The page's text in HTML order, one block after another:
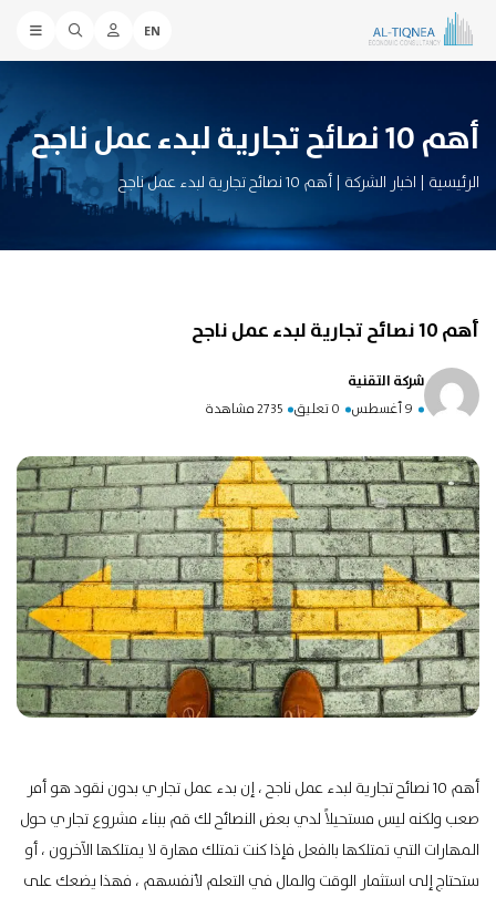
EN
أهم 10 نصائح تجارية لبدء عمل ناجح
الرئيسية | اخبار الشركة | أهم 10 نصائح تجارية لبدء عمل ناجح
أهم 10 نصائح تجارية لبدء عمل ناجح
شركة التقنية
9 أغسطس 0 تعليق 2735 مشاهدة
أهم 10 نصائح تجارية لبدء عمل ناجح ،
إن بدء عمل تجاري بدون نقود هو أمر
صعب ولكنه ليس مستحيلاً لدي بعض النصائح لك قم ببناء مشروع تجاري حول
المهارات التي تمتلكها بالفعل فإذا كنت تمتلك مهارة لا يمتلكها الآخرون ، أو
ستحتاج إلى استثمار الوقت والمال في التعلم لأنفسهم ، فهذا يضعك على